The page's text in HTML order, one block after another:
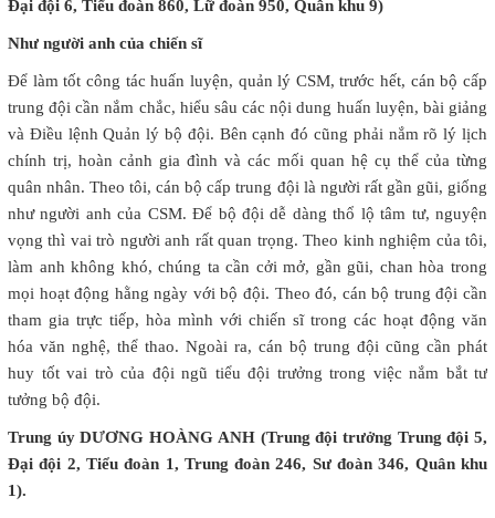
Đại đội 6, Tiểu đoàn 860, Lữ đoàn 950, Quân khu 9)
Như người anh của chiến sĩ
Để làm tốt công tác huấn luyện, quản lý CSM, trước hết, cán bộ cấp
trung đội cần nắm chắc, hiểu sâu các nội dung huấn luyện, bài giảng
và Điều lệnh Quản lý bộ đội. Bên cạnh đó cũng phải nắm rõ lý lịch
chính trị, hoàn cảnh gia đình và các mối quan hệ cụ thể của từng
quân nhân. Theo tôi, cán bộ cấp trung đội là người rất gần gũi, giống
như người anh của CSM. Để bộ đội dễ dàng thổ lộ tâm tư, nguyện
vọng thì vai trò người anh rất quan trọng. Theo kinh nghiệm của tôi,
làm anh không khó, chúng ta cần cởi mở, gần gũi, chan hòa trong
mọi hoạt động hằng ngày với bộ đội. Theo đó, cán bộ trung đội cần
tham gia trực tiếp, hòa mình với chiến sĩ trong các hoạt động văn
hóa văn nghệ, thể thao. Ngoài ra, cán bộ trung đội cũng cần phát
huy tốt vai trò của đội ngũ tiểu đội trưởng trong việc nắm bắt tư
tưởng bộ đội.
Trung úy DƯƠNG HOÀNG ANH (Trung đội trưởng Trung đội 5,
Đại đội 2, Tiểu đoàn 1, Trung đoàn 246, Sư đoàn 346, Quân khu
1).